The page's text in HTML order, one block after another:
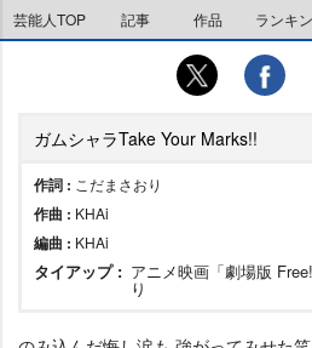
芸能人TOP 記事 作品 ランキ
ガムシャラTake Your Marks!!
作詞 : こだまさおり
作曲 : KHAi
編曲 : KHAi
タイアップ : アニメ映画「劇場版
り